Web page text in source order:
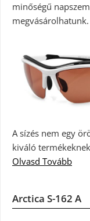
minőségű
megvásárolhatunk.
A sízés nem egy
kiváló
Olvasd Tovább
Arctica S-162 A